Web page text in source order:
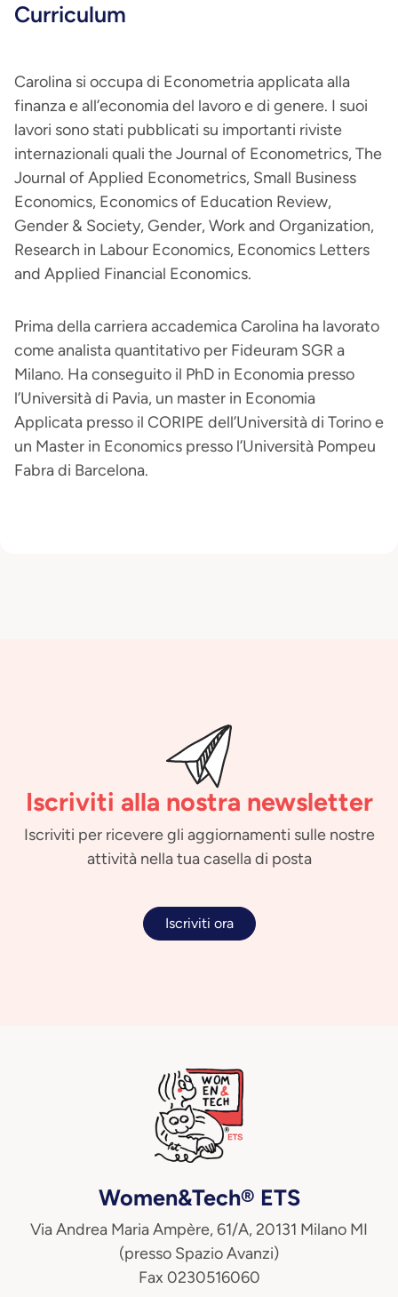
Curriculum
Carolina si occupa di Econometria applicata alla
finanza e all’economia del lavoro e di genere. I suoi
lavori sono stati pubblicati su importanti riviste
internazionali quali the Journal of Econometrics, The
Journal of Applied Econometrics, Small Business
Economics, Economics of Education Review,
Gender & Society, Gender, Work and Organization,
Research in Labour Economics, Economics Letters
and Applied Financial Economics.
Prima della carriera accademica Carolina ha lavorato
come analista quantitativo per Fideuram SGR a
Milano. Ha conseguito il PhD in Economia presso
l’Università di Pavia, un master in Economia
Applicata presso il CORIPE dell’Università di Torino e
un Master in Economics presso l’Università Pompeu
Fabra di Barcelona.
Iscriviti alla nostra newsletter
Iscriviti per ricevere gli aggiornamenti sulle nostre
attività nella tua casella di posta
Iscriviti ora
Women&Tech® ETS
Via Andrea Maria Ampère, 61/A, 20131 Milano MI
(presso Spazio Avanzi)
Fax 0230516060